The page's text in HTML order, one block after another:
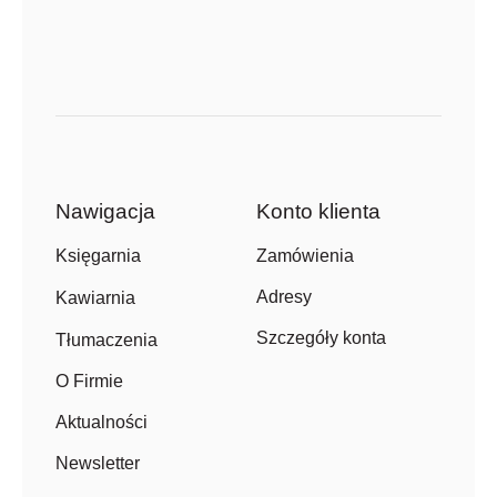
Nawigacja
Księgarnia
Kawiarnia
Tłumaczenia
O Firmie
Aktualności
Newsletter
Konto klienta
Zamówienia
Adresy
Szczegóły konta